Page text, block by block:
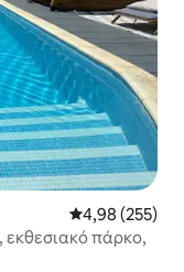
Μέση
4,98 (255)
εκθεσιακό πάρκο,